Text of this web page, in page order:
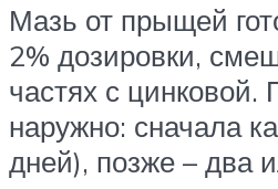
Мазь от прыщей
2% дозировки,
частях с
наружно: сначала
дней), позже – два